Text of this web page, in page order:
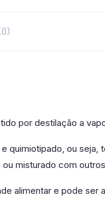
por destilação a
quimiotipado, ou
misturado com
alimentar e pode